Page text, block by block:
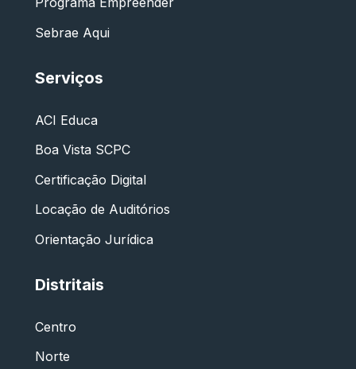
Sebrae Aqui
Serviços
ACI Educa
Boa Vista SCPC
Certificação Digital
Locação de Auditórios
Orientação Jurídica
Distritais
Centro
Norte